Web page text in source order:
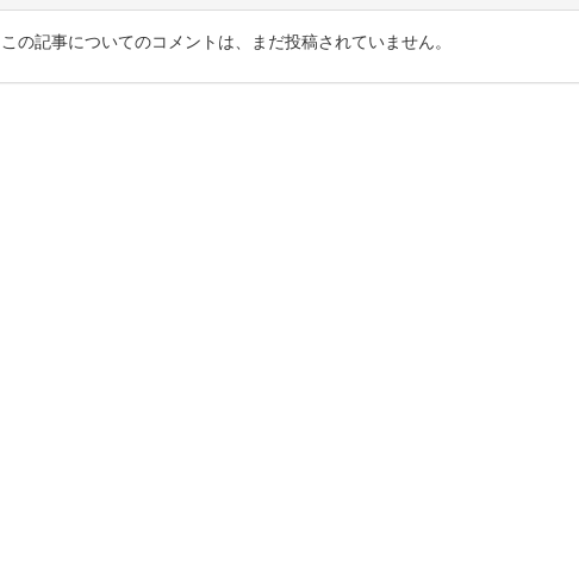
この記事についてのコメントは、まだ投稿されていません。